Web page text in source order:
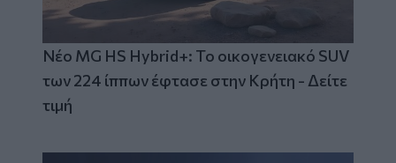
Νέο MG HS Hybrid+: Το οικογενειακό SUV
των 224 ίππων έφτασε στην Κρήτη - Δείτε
τιμή